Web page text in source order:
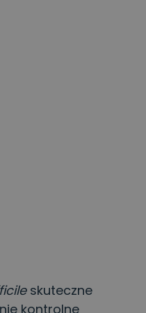
skuteczne
kontrolne